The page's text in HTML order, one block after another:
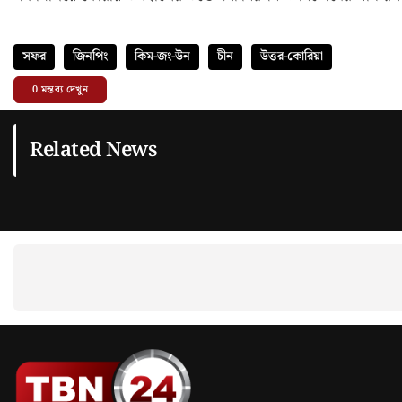
সফর জিনপিং কিম-জং-উন চীন উত্তর-কোরিয়া
0মন্তব্য দেখুন
Related News